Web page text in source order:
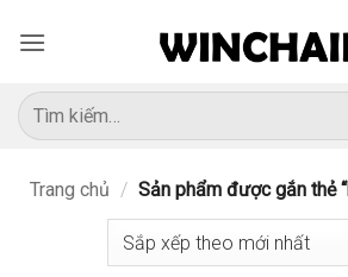
qua
dung
Tìm
kiếm:
Trang chủ / Sản phẩm được gắn thẻ